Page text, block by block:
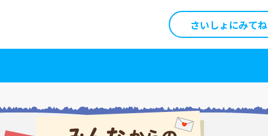
さいしょにみてね